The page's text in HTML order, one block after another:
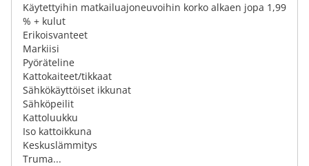
Käytettyihin matkailuajoneuvoihin korko alkaen jopa 1,99
% + kulut
Erikoisvanteet
Markiisi
Pyöräteline
Kattokaiteet/tikkaat
Sähkökäyttöiset ikkunat
Sähköpeilit
Kattoluukku
Iso kattoikkuna
Keskuslämmitys
Truma...